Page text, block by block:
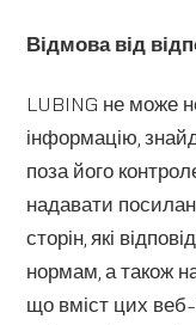
Відмова від
LUBING не може
інформацію,
поза його
надавати
сторін, які
нормам, а також
що вміст цих веб-